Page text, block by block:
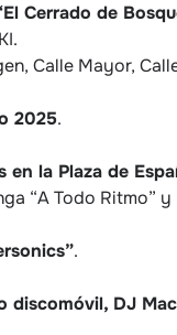
Cerrado de
Calle Mayor,
2025.
en la Plaza de
“A Todo
.
discomóvil, DJ